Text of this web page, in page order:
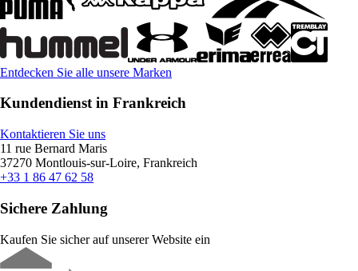
Entdecken Sie alle unsere Marken
Kundendienst in Frankreich
Kontaktieren Sie uns
11 rue Bernard Maris
37270 Montlouis-sur-Loire, Frankreich
+33 1 86 47 62 58
Sichere Zahlung
Kaufen Sie sicher auf unserer Website ein